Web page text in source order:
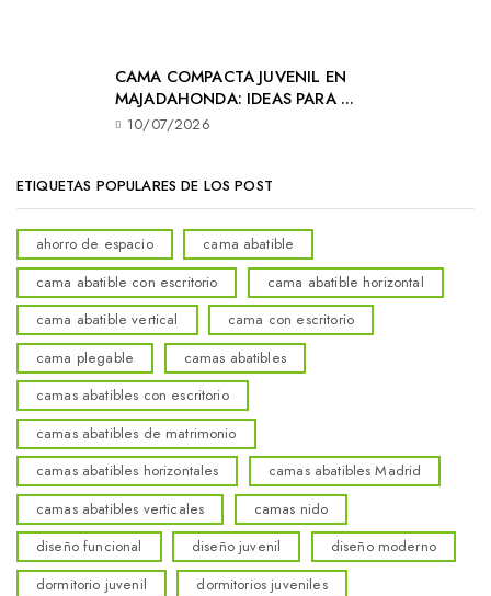
CAMA COMPACTA JUVENIL EN
MAJADAHONDA: IDEAS PARA ...
10/07/2026
ETIQUETAS POPULARES DE LOS POST
ahorro de espacio
cama abatible
cama abatible con escritorio
cama abatible horizontal
cama abatible vertical
cama con escritorio
cama plegable
camas abatibles
camas abatibles con escritorio
camas abatibles de matrimonio
camas abatibles horizontales
camas abatibles Madrid
camas abatibles verticales
camas nido
diseño funcional
diseño juvenil
diseño moderno
dormitorio juvenil
dormitorios juveniles